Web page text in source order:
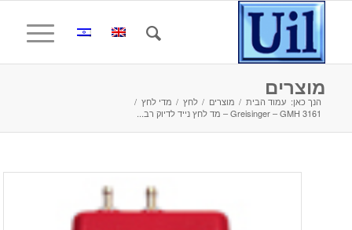
מוצרים
הנך כאן: עמוד הבית / מוצרים / לחץ / מדי לחץ /
Greisinger – GMH 3161 – מד לחץ נייד לדיוק רב...